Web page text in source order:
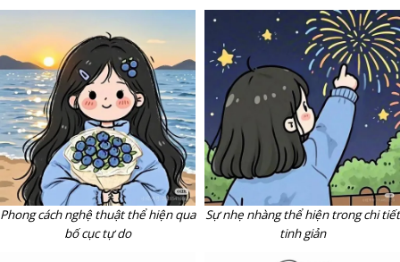
Phong cách nghệ thuật thể hiện qua
bố cục tự do
Sự nhẹ nhàng thể hiện trong chi tiết
tinh giản